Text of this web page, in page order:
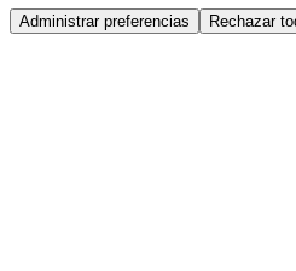
Administrar preferencias Rechazar